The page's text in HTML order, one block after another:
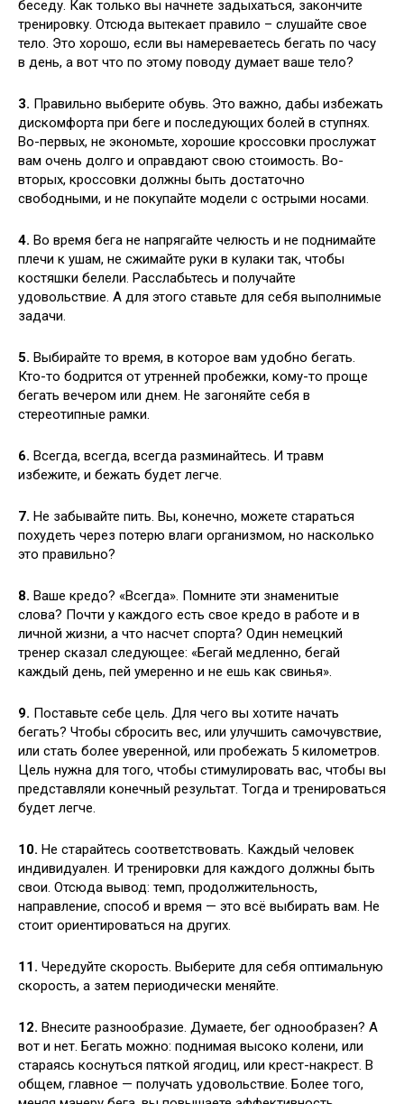
беседу. Как только вы начнете задыхаться, закончите
тренировку. Отсюда вытекает правило – слушайте свое
тело. Это хорошо, если вы намереваетесь бегать по часу
в день, а вот что по этому поводу думает ваше тело?
3. Правильно выберите обувь. Это важно, дабы избежать
дискомфорта при беге и последующих болей в ступнях.
Во-первых, не экономьте, хорошие кроссовки прослужат
вам очень долго и оправдают свою стоимость. Во-
вторых, кроссовки должны быть достаточно
свободными, и не покупайте модели с острыми носами.
4. Во время бега не напрягайте челюсть и не поднимайте
плечи к ушам, не сжимайте руки в кулаки так, чтобы
костяшки белели. Расслабьтесь и получайте
удовольствие. А для этого ставьте для себя выполнимые
задачи.
5. Выбирайте то время, в которое вам удобно бегать.
Кто-то бодрится от утренней пробежки, кому-то проще
бегать вечером или днем. Не загоняйте себя в
стереотипные рамки.
6. Всегда, всегда, всегда разминайтесь. И травм
избежите, и бежать будет легче.
7. Не забывайте пить. Вы, конечно, можете стараться
похудеть через потерю влаги организмом, но насколько
это правильно?
8. Ваше кредо? «Всегда». Помните эти знаменитые
слова? Почти у каждого есть свое кредо в работе и в
личной жизни, а что насчет спорта? Один немецкий
тренер сказал следующее: «Бегай медленно, бегай
каждый день, пей умеренно и не ешь как свинья».
9. Поставьте себе цель. Для чего вы хотите начать
бегать? Чтобы сбросить вес, или улучшить самочувствие,
или стать более уверенной, или пробежать 5 километров.
Цель нужна для того, чтобы стимулировать вас, чтобы вы
представляли конечный результат. Тогда и тренироваться
будет легче.
10. Не старайтесь соответствовать. Каждый человек
индивидуален. И тренировки для каждого должны быть
свои. Отсюда вывод: темп, продолжительность,
направление, способ и время — это всё выбирать вам. Не
стоит ориентироваться на других.
11. Чередуйте скорость. Выберите для себя оптимальную
скорость, а затем периодически меняйте.
12. Внесите разнообразие. Думаете, бег однообразен? А
вот и нет. Бегать можно: поднимая высоко колени, или
стараясь коснуться пяткой ягодиц, или крест-накрест. В
общем, главное — получать удовольствие. Более того,